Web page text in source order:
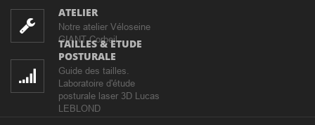
ATELIER
Notre atelier Véloseine
GIANT Corbeil
TAILLES & ETUDE
POSTURALE
Guide des tailles.
Laboratoire d'étude
posturale laser 3D Lucas
LEBLOND